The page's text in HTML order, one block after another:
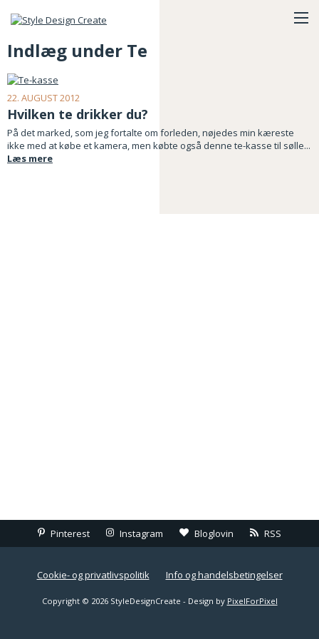
Indlæg under Te
22. AUGUST 2012
Hvilken te drikker du?
På det marked, som jeg fortalte om forleden, nøjedes min kæreste
ikke med at købe et kamera, men købte også denne te-kasse til sølle...
Læs mere
Pinterest Instagram Bloglovin RSS
Cookie- og privatlivspolitik Info og handelsbetingelser
Copyright © 2026 StyleDesignCreate - Design by PixelForPixel